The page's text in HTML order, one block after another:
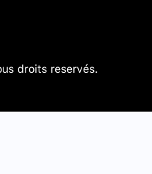
droits reservés.